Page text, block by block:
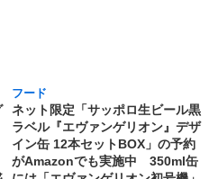
には「エヴァンゲリオン初号機」
を、500ml缶には「エヴァンゲリ
オン第13号機」のスペシャルデザ
インを採用
[2026/3/30 18:39:38]